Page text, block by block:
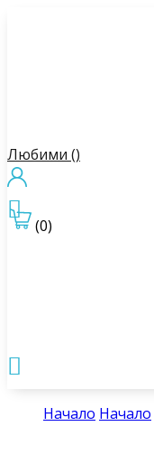
Любими ()
(0)


Начало Начало